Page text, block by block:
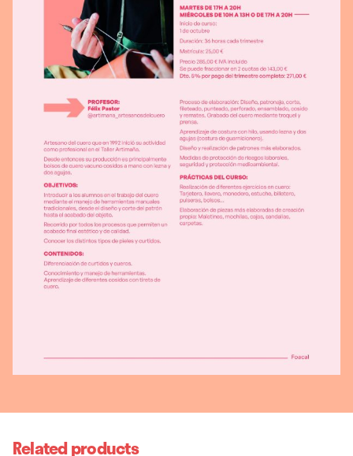
CUOTA FRACCIONADA+MATRÍCULA, 10% DCTO.
Related products